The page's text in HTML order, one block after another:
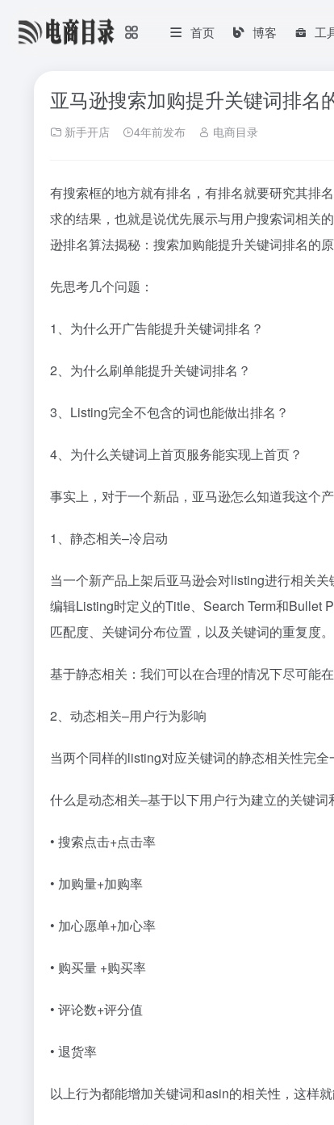
首页 博客 工
亚马逊搜索加购提升关键词排名
新手开店 4年前发布 电商目录
有搜索框的地方就有排名，有排名就要研究其排
求的结果，也就是说优先展示与用户搜索词相关
逊排名算法揭秘：搜索加购能提升关键词排名的原
先思考几个问题：
1、为什么开广告能提升关键词排名？
2、为什么刷单能提升关键词排名？
3、Listing完全不包含的词也能做出排名？
4、为什么关键词上首页服务能实现上首页？
事实上，对于一个新品，亚马逊怎么知道我这个
1、静态相关–冷启动
当一个新产品上架后亚马逊会对listing进行相关
编辑Listing时定义的Title、Search Term和Bullet
匹配度、关键词分布位置，以及关键词的重复度。
基于静态相关：我们可以在合理的情况下尽可能
2、动态相关–用户行为影响
当两个同样的listing对应关键词的静态相关性完
什么是动态相关–基于以下用户行为建立的关键词
• 搜索点击+点击率
• 加购量+加购率
• 加心愿单+加心率
• 购买量 +购买率
• 评论数+评分值
• 退货率
以上行为都能增加关键词和asin的相关性，这样